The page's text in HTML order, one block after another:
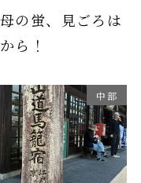
の蛍、見ごろは
ら！
中部